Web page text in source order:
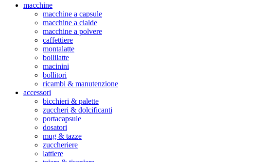
macchine
macchine a capsule
macchine a cialde
macchine a polvere
caffettiere
montalatte
bollilatte
macinini
bollitori
ricambi & manutenzione
accessori
bicchieri & palette
zuccheri & dolcificanti
portacapsule
dosatori
mug & tazze
zuccheriere
lattiere